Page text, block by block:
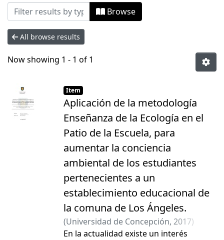
Browsing Escuela de Educación by
Browse
All browse results
Now showing 1 - 1 of 1
Item
Aplicación de la metodología
Enseñanza de la Ecología en el
Patio de la Escuela, para
aumentar la conciencia
ambiental de los estudiantes
pertenecientes a un
establecimiento educacional de
la comuna de Los Ángeles.
(Universidad de Concepción, 2017)
Aburto Rivas, Paula Francisca;
En la actualidad existe un interés